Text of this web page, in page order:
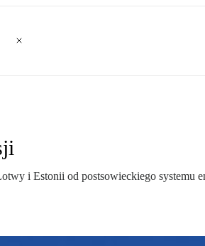
i Estonii od postsowieckiego systemu